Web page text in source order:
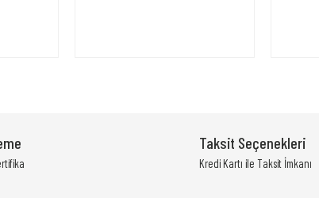
Taksit Seçenekleri
Kredi Kartı ile Taksit İmkanı